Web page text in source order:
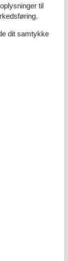
til
dit samtykke